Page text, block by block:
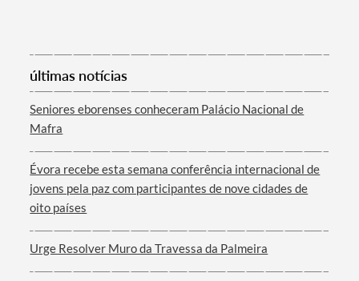
Categorias gerais
últimas notícias
Seniores eborenses conheceram Palácio Nacional de
Mafra
Évora recebe esta semana conferência internacional de
jovens pela paz com participantes de nove cidades de
oito países
Urge Resolver Muro da Travessa da Palmeira